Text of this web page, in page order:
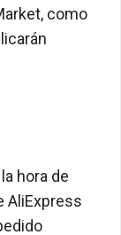
como
hora de
AliExpress